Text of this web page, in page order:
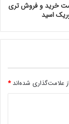
خرید و فروش تری
اسید
علامت‌گذاری شده‌اند*